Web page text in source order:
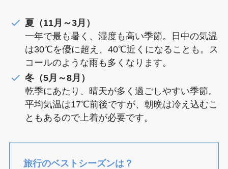
夏（11月～3月）
一年で最も暑く、湿度も高い季節。日中の気温
は30℃を優に超え、40℃近くになることも。ス
コールのような雨も多くなります。
冬（5月～8月）
乾季にあたり、晴天が多く過ごしやすい季節。
平均気温は17℃前後ですが、朝晩は冷え込むこ
ともあるので上着が必要です。
旅行のベストシーズンは？